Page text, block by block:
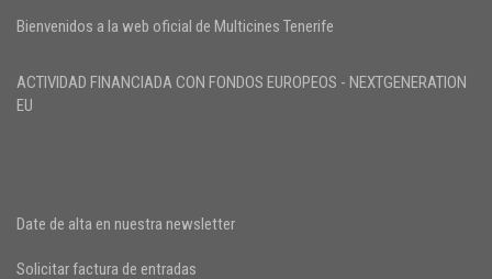
Bienvenidos a la web oficial de Multicines Tenerife
ACTIVIDAD FINANCIADA CON FONDOS EUROPEOS - NEXTGENERATION
EU
Date de alta en nuestra newsletter
Solicitar factura de entradas